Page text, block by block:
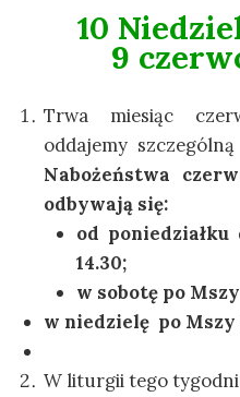
10
9
Trwa miesiąc
oddajemy
Nabożeństwa
odbywają się:
od
14.30;
w sobotę po
w niedzielę po Mszy
W liturgii tego